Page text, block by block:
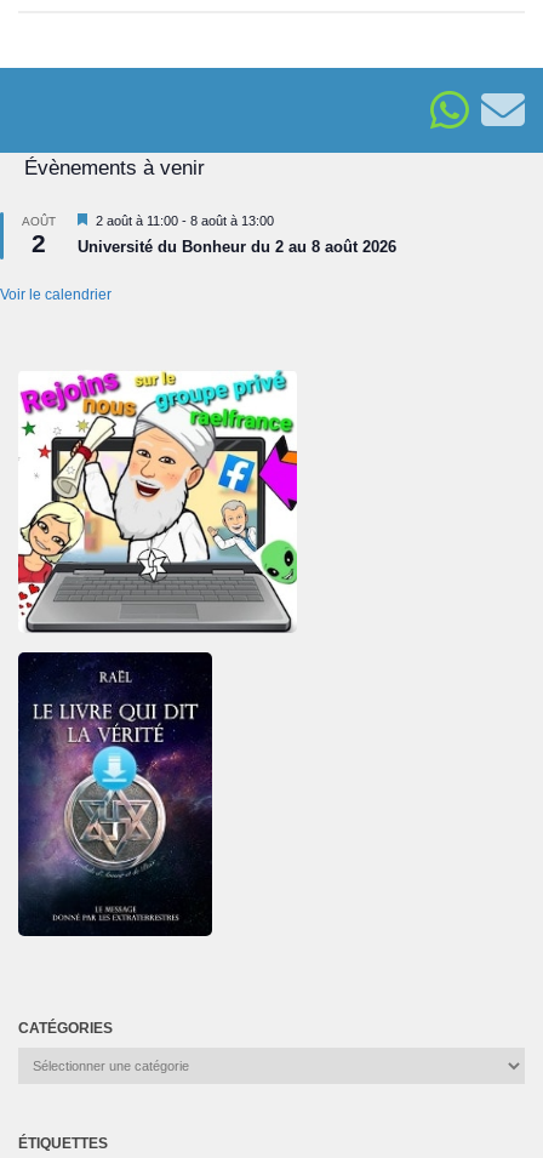
Évènements à venir
AOÛT
2
Mis
en
avant
2 août à 11:00 - 8 août à 13:00
Université du Bonheur du 2 au 8 août 2026
Voir le calendrier
CATÉGORIES
Catégories
ÉTIQUETTES